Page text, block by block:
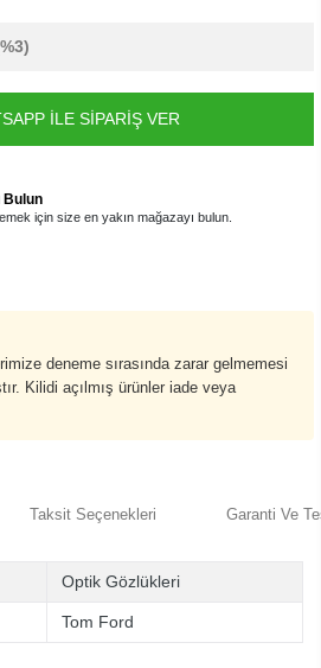
İLE SİPARİŞ VER
Bulun
için size en yakın mağazayı bulun.
deneme sırasında zarar gelmemesi
Kilidi açılmış ürünler iade veya
Taksit Seçenekleri Garanti Ve
Optik Gözlükleri
Tom Ford